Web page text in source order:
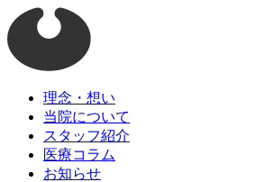
理念・想い
当院について
スタッフ紹介
医療コラム
お知らせ